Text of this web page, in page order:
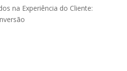
na Experiência do Cliente: